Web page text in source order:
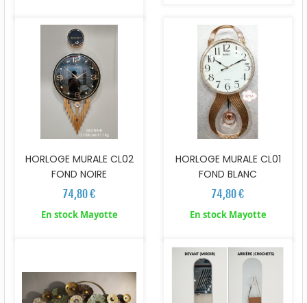
HORLOGE MURALE CL02
FOND NOIRE
74,80 €
En stock Mayotte
HORLOGE MURALE CL01
FOND BLANC
74,80 €
En stock Mayotte